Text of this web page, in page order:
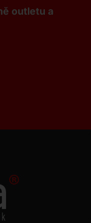
outletu a